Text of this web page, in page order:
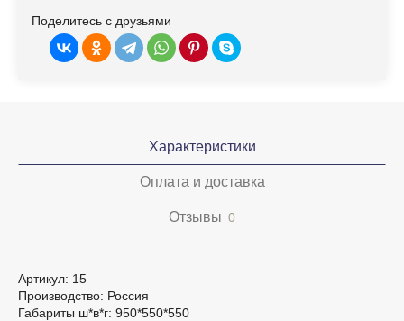
Поделитесь с друзьями
Характеристики
Оплата и доставка
Отзывы 0
Артикул: 15
Производство: Россия
Габариты ш*в*г: 950*550*550